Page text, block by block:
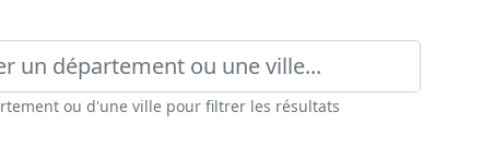
ou d'une ville pour filtrer les résultats